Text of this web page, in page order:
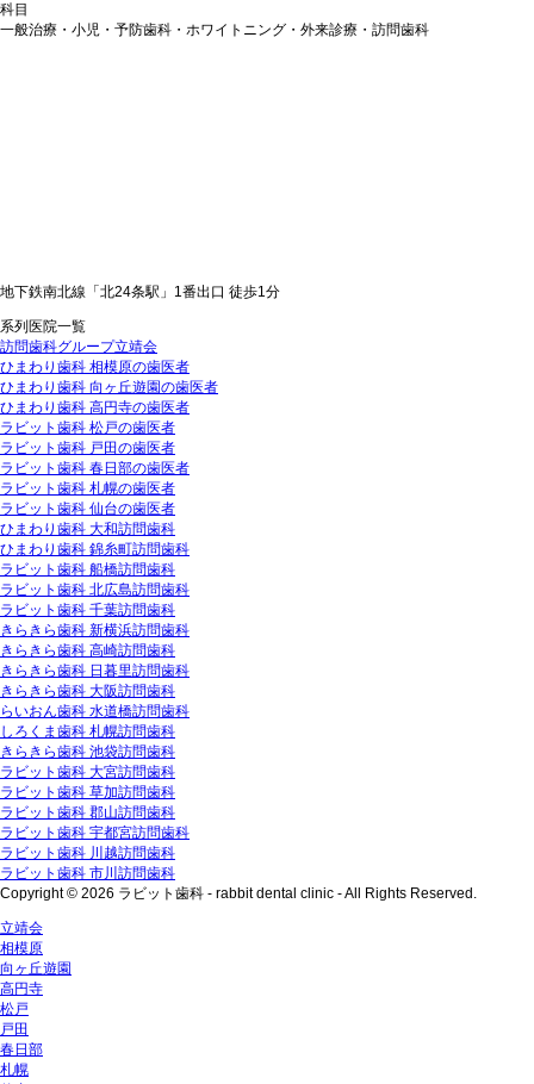
科目
一般治療・小児・予防歯科・ホワイトニング・外来診療・訪問歯科
地下鉄南北線「北24条駅」1番出口 徒歩1分
系列医院一覧
訪問歯科グループ立靖会
ひまわり歯科 相模原の歯医者
ひまわり歯科 向ヶ丘遊園の歯医者
ひまわり歯科 高円寺の歯医者
ラビット歯科 松戸の歯医者
ラビット歯科 戸田の歯医者
ラビット歯科 春日部の歯医者
ラビット歯科 札幌の歯医者
ラビット歯科 仙台の歯医者
ひまわり歯科 大和訪問歯科
ひまわり歯科 錦糸町訪問歯科
ラビット歯科 船橋訪問歯科
ラビット歯科 北広島訪問歯科
ラビット歯科 千葉訪問歯科
きらきら歯科 新横浜訪問歯科
きらきら歯科 高崎訪問歯科
きらきら歯科 日暮里訪問歯科
きらきら歯科 大阪訪問歯科
らいおん歯科 水道橋訪問歯科
しろくま歯科 札幌訪問歯科
きらきら歯科 池袋訪問歯科
ラビット歯科 大宮訪問歯科
ラビット歯科 草加訪問歯科
ラビット歯科 郡山訪問歯科
ラビット歯科 宇都宮訪問歯科
ラビット歯科 川越訪問歯科
ラビット歯科 市川訪問歯科
Copyright © 2026 ラビット歯科 - rabbit dental clinic - All Rights Reserved.
立靖会
相模原
向ヶ丘遊園
高円寺
松戸
戸田
春日部
札幌